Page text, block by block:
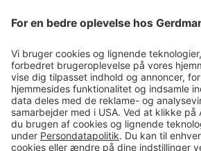
Tips & guides
Kontakt
salg@gerdmans.dk
49 18 07 07
Salgsafdeling åbningstider